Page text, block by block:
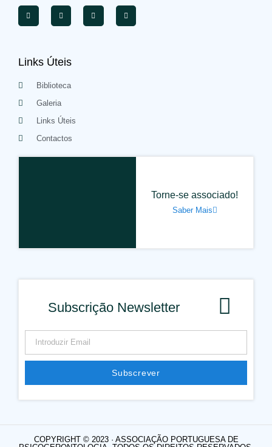
Links Úteis
Biblioteca
Galeria
Links Úteis
Contactos
Torne-se associado!
Saber Mais
Subscrição Newsletter
Subscrever
COPYRIGHT © 2023 · ASSOCIAÇÃO PORTUGUESA DE